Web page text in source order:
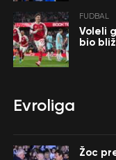
FUDBAL
Voleli
bio
Evroliga
Žoc